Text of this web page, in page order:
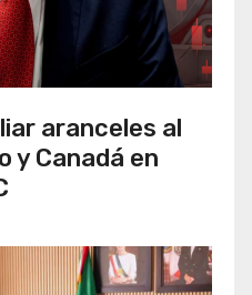
aranceles al
y Canadá en